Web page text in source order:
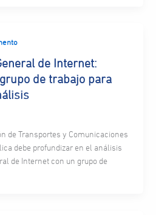
de Internet:
de trabajo para
de Transportes y Comunicaciones
debe profundizar en el análisis
de Internet con un grupo de